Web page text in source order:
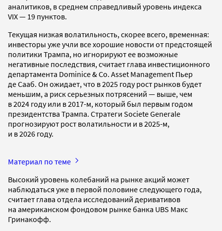
аналитиков, в среднем справедливый уровень индекса
VIX — 19 пунктов.
Текущая низкая волатильность, скорее всего, временная:
инвесторы уже учли все хорошие новости от предстоящей
политики Трампа, но игнорируют ее возможные
негативные последствия, считает глава инвестиционного
департамента Dominice & Co. Asset Management Пьер
де Сааб. Он ожидает, что в 2025 году рост рынков будет
меньшим, а риск серьезных потрясений — выше, чем
в 2024 году или в 2017-м, который был первым годом
президентства Трампа. Стратеги Societe Generale
прогнозируют рост волатильности и в 2025-м,
и в 2026 году.
Материал по теме
Высокий уровень колебаний на рынке акций может
наблюдаться уже в первой половине следующего года,
считает глава отдела исследований деривативов
на американском фондовом рынке банка UBS Макс
Гринакофф.